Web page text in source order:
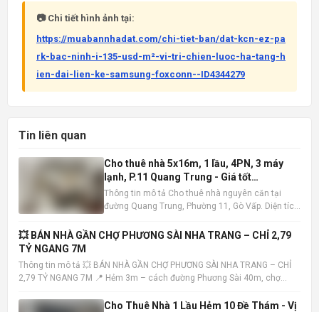
📷 Chi tiết hình ảnh tại:
https://muabannhadat.com/chi-tiet-ban/dat-kcn-ez-pa
rk-bac-ninh-i-135-usd-m²-vi-tri-chien-luoc-ha-tang-h
ien-dai-lien-ke-samsung-foxconn--ID4344279
Tin liên quan
Cho thuê nhà 5x16m, 1 lầu, 4PN, 3 máy
lạnh, P.11 Quang Trung - Giá tốt
10tr/tháng
Thông tin mô tả Cho thuê nhà nguyên căn tại
đường Quang Trung, Phường 11, Gò Vấp. Diện tích
và 3 phòng tắm. Nhà có sẵn 3 máy lạnh, tiện nghi
đầy đủ, sẵn sàng dọn vào ở ngay. Vị trí nhà đắc
💥 BÁN NHÀ GẦN CHỢ PHƯƠNG SÀI NHA TRANG – CHỈ 2,79
TỶ NGANG 7M
Thông tin mô tả 💥 BÁN NHÀ GẦN CHỢ PHƯƠNG SÀI NHA TRANG – CHỈ
2,79 TỶ NGANG 7M 📍 Hẻm 3m – cách đường Phương Sài 40m, chợ
trệt 1 lầu – hướng Tây Bắc – sổ hồng hoàn công • Trệt: khách
Cho Thuê Nhà 1 Lầu Hẻm 10 Đề Thám - Vị